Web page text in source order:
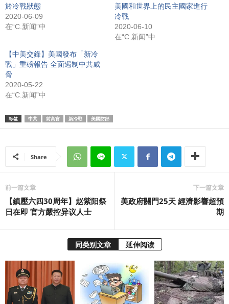
於冷戰狀態
2020-06-09
在“C.新闻”中
美國和世界上的民主國家進行
冷戰
2020-06-10
在“C.新闻”中
【中美交鋒】美國發布「新冷
戰」重磅報告 全面遏制中共威
脅
2020-05-22
在“C.新闻”中
标签 中共 前高官 新冷戰 美國防部
Share
前一篇文章
【鎮壓六四30周年】赵紫阳祭
日在即 官方嚴控异议人士
下一篇文章
美政府關門25天 經濟影響超預
期
同类别文章 延伸阅读